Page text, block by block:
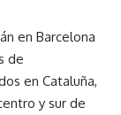
en Barcelona
de
en Cataluña,
y sur de